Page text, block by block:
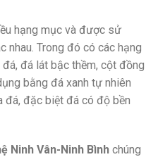
hạng mục và được sử
nhau. Trong đó có các hạng
đá, đá lát bậc thềm, cột đồng
bằng đá xanh tự nhiên
đá, đặc biệt đá có độ bền
Ninh Vân-Ninh Bình chúng